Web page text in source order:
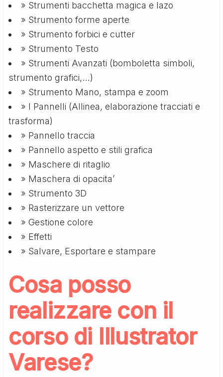
» Strumenti bacchetta magica e lazo
» Strumento forme aperte
» Strumento forbici e cutter
» Strumento Testo
» Strumenti Avanzati (bomboletta simboli,
strumento grafici,…)
» Strumento Mano, stampa e zoom
» I Pannelli (Allinea, elaborazione tracciati e
trasforma)
» Pannello traccia
» Pannello aspetto e stili grafica
» Maschere di ritaglio
» Maschera di opacita’
» Strumento 3D
» Rasterizzare un vettore
» Gestione colore
» Effetti
» Salvare, Esportare e stampare
Cosa posso
realizzare con il
corso di Illustrator
Varese?